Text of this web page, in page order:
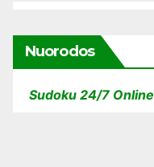
Nuorodos
Sudoku 24/7 Online